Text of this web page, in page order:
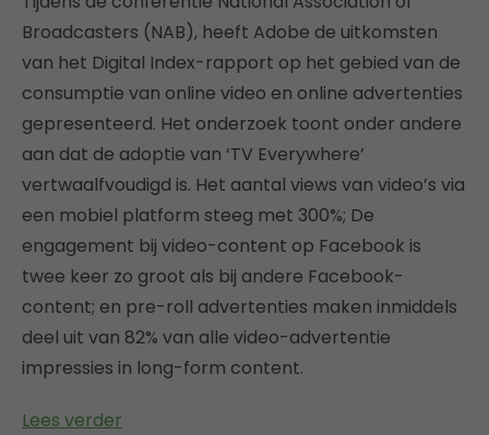
Broadcasters (NAB), heeft Adobe de uitkomsten
van het Digital Index-rapport op het gebied van de
consumptie van online video en online advertenties
gepresenteerd. Het onderzoek toont onder andere
aan dat de adoptie van ‘TV Everywhere’
vertwaalfvoudigd is. Het aantal views van video’s via
een mobiel platform steeg met 300%; De
engagement bij video-content op Facebook is
twee keer zo groot als bij andere Facebook-
content; en pre-roll advertenties maken inmiddels
deel uit van 82% van alle video-advertentie
impressies in long-form content.
Lees verder